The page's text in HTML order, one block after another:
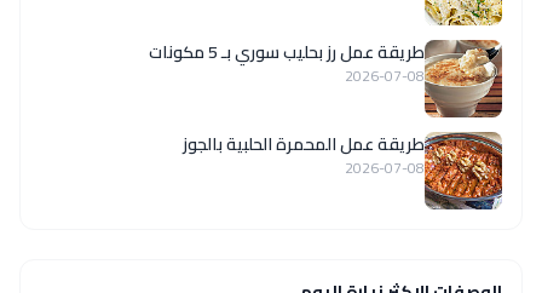
طريقة عمل رز بحليب سوري بـ 5 مكونات
2026-07-08
طريقة عمل المحمرة الحلبية بالجوز
2026-07-08